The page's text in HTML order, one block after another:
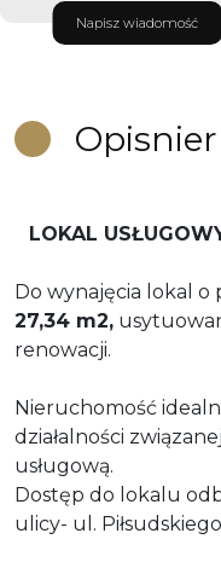
Napisz wiadomość
Opis
LOKAL
Do wynajęcia lokal o
27,34 m2,
renowacji.
Nieruchomość
działalności
usługową.
Dostęp do lokalu
ulicy- ul.